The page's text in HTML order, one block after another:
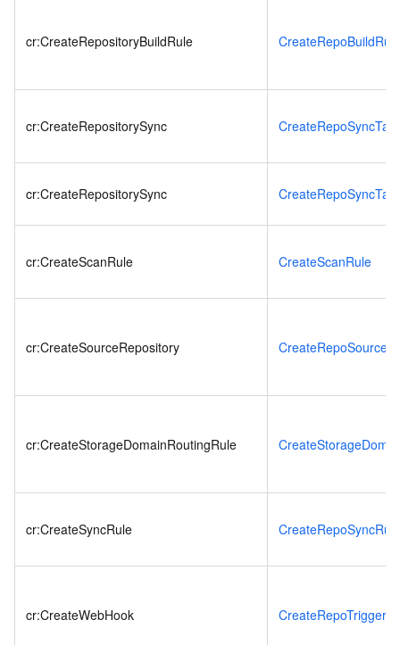
cr:CreateRepositoryBuildRule CreateRepoBuildRule
cr:CreateRepositorySync
cr:CreateRepositorySync
cr:CreateScanRule CreateScanRule
cr:CreateSourceRepository
cr:CreateStorageDomainRoutingRule
cr:CreateSyncRule CreateRepoSyncRule
cr:CreateWebHook CreateRepoTrigger